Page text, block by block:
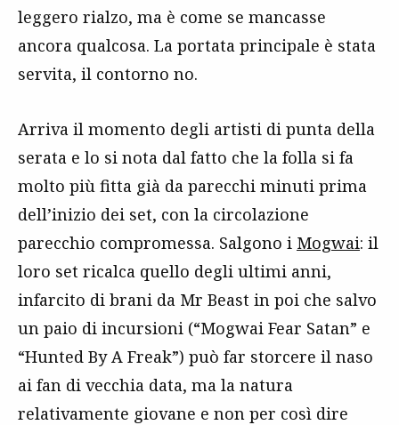
leggero rialzo, ma è come se mancasse
ancora qualcosa. La portata principale è stata
servita, il contorno no.
Arriva il momento degli artisti di punta della
serata e lo si nota dal fatto che la folla si fa
molto più fitta già da parecchi minuti prima
dell’inizio dei set, con la circolazione
parecchio compromessa. Salgono i Mogwai: il
loro set ricalca quello degli ultimi anni,
infarcito di brani da Mr Beast in poi che salvo
un paio di incursioni (“Mogwai Fear Satan” e
“Hunted By A Freak”) può far storcere il naso
ai fan di vecchia data, ma la natura
relativamente giovane e non per così dire